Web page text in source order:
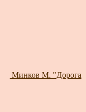
Минков М. "Дорога